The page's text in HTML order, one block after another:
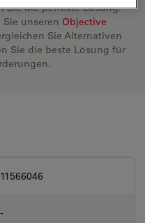
Sie die perfekte Lösung.
Sie unseren Objective
Sie Alternativen
Sie die beste Lösung für
11566046
-